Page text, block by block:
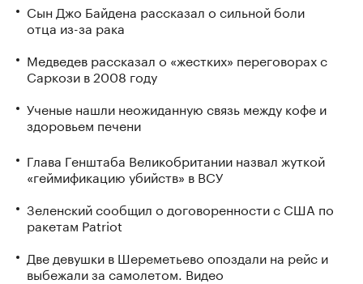
Сын Джо Байдена рассказал о сильной боли
отца из-за рака
Медведев рассказал о «жестких» переговорах с
Саркози в 2008 году
Ученые нашли неожиданную связь между кофе и
здоровьем печени
Глава Генштаба Великобритании назвал жуткой
«геймификацию убийств» в ВСУ
Зеленский сообщил о договоренности с США по
ракетам Patriot
Две девушки в Шереметьево опоздали на рейс и
выбежали за самолетом. Видео